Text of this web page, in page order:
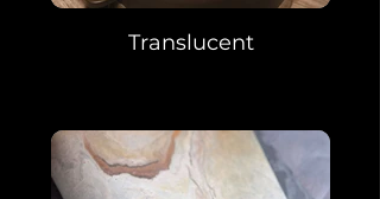
Translucent